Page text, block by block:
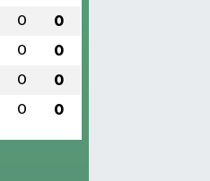
0 0
0 0
0 0
0 0